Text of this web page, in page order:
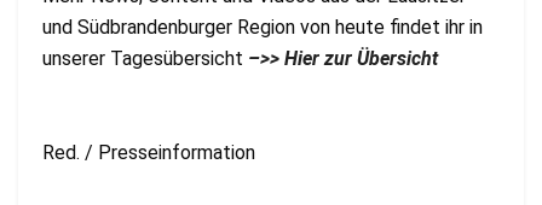
und Südbrandenburger Region von heute findet ihr in
unserer Tagesübersicht –>> Hier zur Übersicht
Red. / Presseinformation